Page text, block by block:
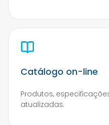
Catálogo on-line
Produtos,
atualizadas.